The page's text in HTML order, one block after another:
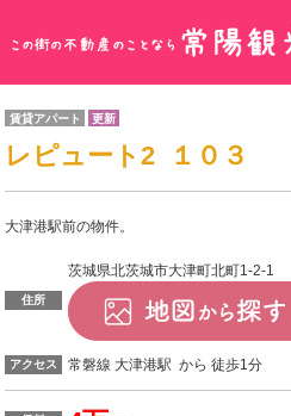
賃貸アパート 更新
レピュート2 １０３
大津港駅前の物件。
住所
茨城県北茨城市大津町北町1-2-1
アクセス 常磐線 大津港駅 から 徒歩1分